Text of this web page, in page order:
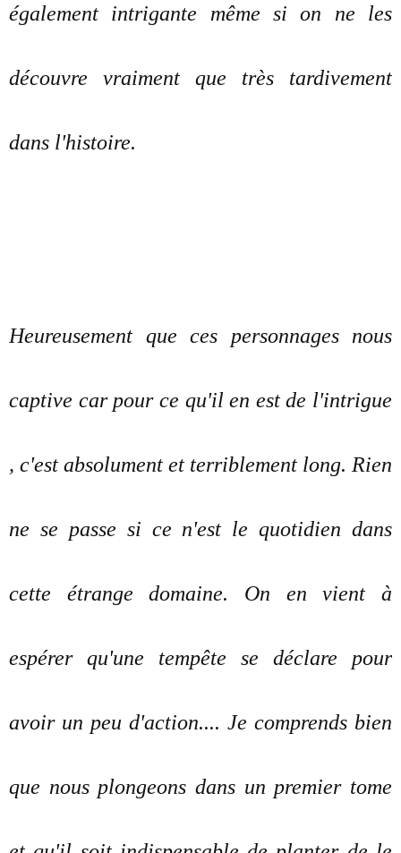
également intrigante même si on ne les
découvre vraiment que très tardivement
dans l'histoire.
Heureusement que ces personnages nous
captive car pour ce qu'il en est de l'intrigue
, c'est absolument et terriblement long. Rien
ne se passe si ce n'est le quotidien dans
cette étrange domaine. On en vient à
espérer qu'une tempête se déclare pour
avoir un peu d'action.... Je comprends bien
que nous plongeons dans un premier tome